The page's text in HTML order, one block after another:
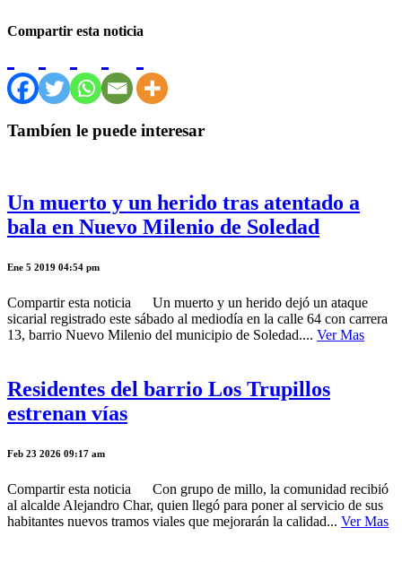
Compartir esta noticia
Tambíen le puede interesar
Un muerto y un herido tras atentado a
bala en Nuevo Milenio de Soledad
Ene 5 2019 04:54 pm
Compartir esta noticia Un muerto y un herido dejó un ataque
sicarial registrado este sábado al mediodía en la calle 64 con carrera
13, barrio Nuevo Milenio del municipio de Soledad.... Ver Mas
Residentes del barrio Los Trupillos
estrenan vías
Feb 23 2026 09:17 am
Compartir esta noticia Con grupo de millo, la comunidad recibió
al alcalde Alejandro Char, quien llegó para poner al servicio de sus
habitantes nuevos tramos viales que mejorarán la calidad... Ver Mas